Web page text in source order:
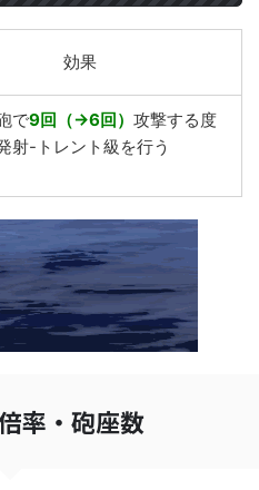
効果
で9回（→6回） 攻撃する度
射-トレント級を行う
率・砲座数